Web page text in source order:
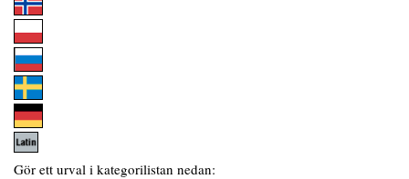
Gör ett urval i kategorilistan nedan: